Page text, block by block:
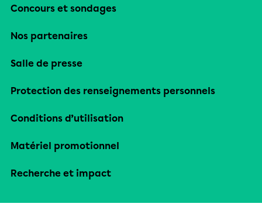
Concours et sondages
Nos partenaires
Salle de presse
Protection des renseignements personnels
Conditions d’utilisation
Matériel promotionnel
Recherche et impact